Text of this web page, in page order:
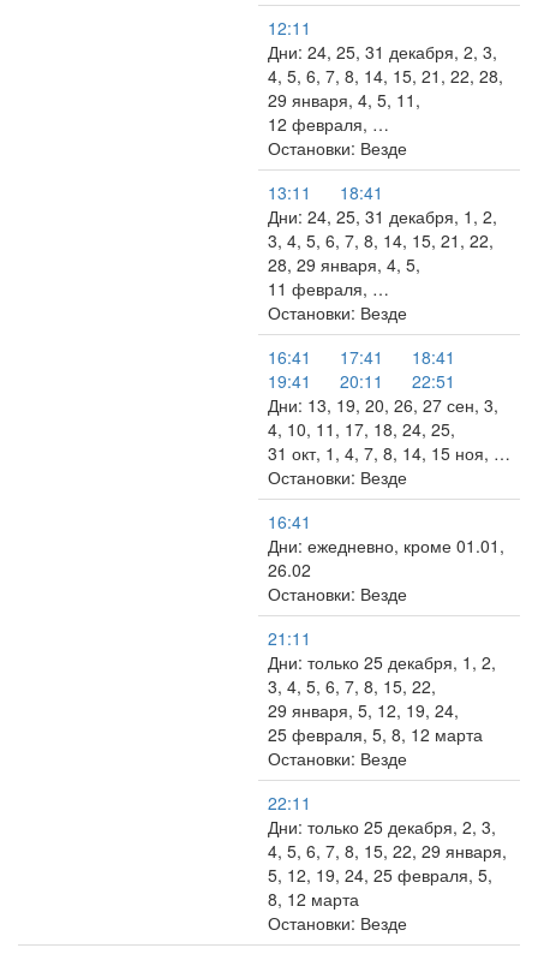
12:11
Дни: 24, 25, 31 декабря, 2, 3,
4, 5, 6, 7, 8, 14, 15, 21, 22, 28,
29 января, 4, 5, 11,
12 февраля, …
Остановки: Везде
13:11
18:41
Дни: 24, 25, 31 декабря, 1, 2,
3, 4, 5, 6, 7, 8, 14, 15, 21, 22,
28, 29 января, 4, 5,
11 февраля, …
Остановки: Везде
16:41
17:41
18:41
19:41
20:11
22:51
Дни: 13, 19, 20, 26, 27 сен, 3,
4, 10, 11, 17, 18, 24, 25,
31 окт, 1, 4, 7, 8, 14, 15 ноя, …
Остановки: Везде
16:41
Дни: ежедневно, кроме 01.01,
26.02
Остановки: Везде
21:11
Дни: только 25 декабря, 1, 2,
3, 4, 5, 6, 7, 8, 15, 22,
29 января, 5, 12, 19, 24,
25 февраля, 5, 8, 12 марта
Остановки: Везде
22:11
Дни: только 25 декабря, 2, 3,
4, 5, 6, 7, 8, 15, 22, 29 января,
5, 12, 19, 24, 25 февраля, 5,
8, 12 марта
Остановки: Везде